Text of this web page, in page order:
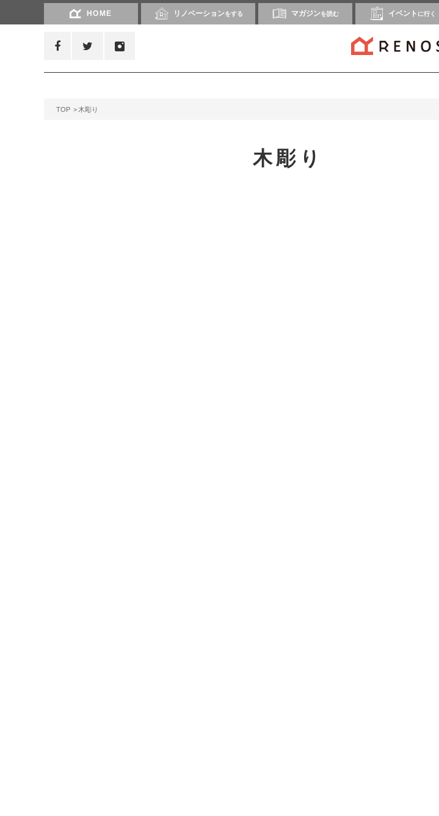
HOME リノベーションをする マガジンを読む イベント に行く
TOP 木彫り
木彫り